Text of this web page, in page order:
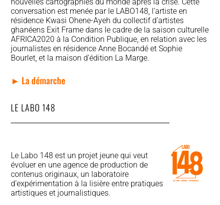
conversation est menée par le LABO148, l’artiste en
résidence Kwasi Ohene-Ayeh du collectif d’artistes
ghanéens Exit Frame dans le cadre de la saison culturelle
AFRICA2020 à la Condition Publique, en relation avec les
journalistes en résidence Anne Bocandé et Sophie
Bourlet, et la maison d’édition La Marge.
► La démarche
LE LABO 148
Le Labo 148 est un projet jeune qui veut
évoluer en une agence de production de
contenus originaux, un laboratoire
d’expérimentation à la lisière entre pratiques
artistiques et journalistiques.